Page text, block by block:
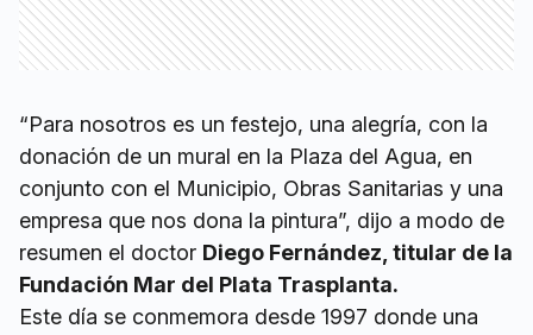
“Para nosotros es un festejo, una alegría, con la
donación de un mural en la Plaza del Agua, en
conjunto con el Municipio, Obras Sanitarias y una
empresa que nos dona la pintura”, dijo a modo de
resumen el doctor Diego Fernández, titular de la
Fundación Mar del Plata Trasplanta.
Este día se conmemora desde 1997 donde una